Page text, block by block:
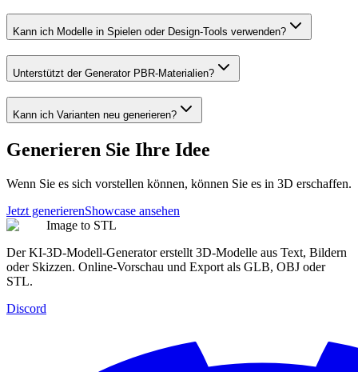
Kann ich Modelle in Spielen oder Design-Tools verwenden?
Unterstützt der Generator PBR-Materialien?
Kann ich Varianten neu generieren?
Generieren Sie Ihre Idee
Wenn Sie es sich vorstellen können, können Sie es in 3D erschaffen.
Jetzt generierenShowcase ansehen
Image to STL
Der KI-3D-Modell-Generator erstellt 3D-Modelle aus Text, Bildern
oder Skizzen. Online-Vorschau und Export als GLB, OBJ oder
STL.
Discord